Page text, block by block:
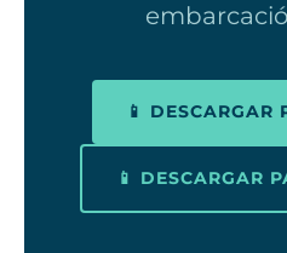
📱 DESCARGAR
📱 DESCARGAR